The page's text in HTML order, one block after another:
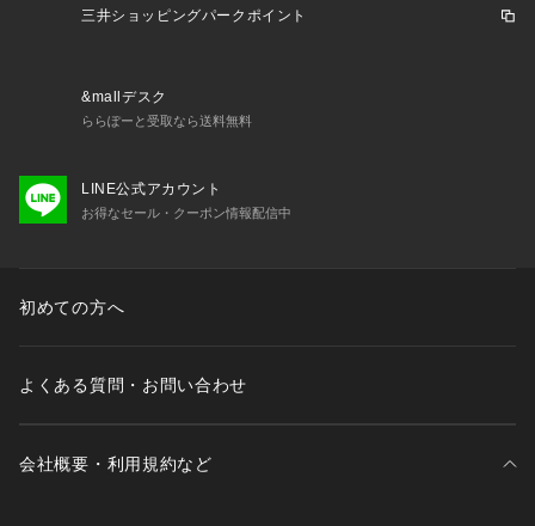
三井ショッピングパークポイント
&mallデスク
ららぽーと受取なら送料無料
LINE公式アカウント
お得なセール・クーポン情報配信中
初めての方へ
よくある質問・お問い合わせ
会社概要・利用規約など